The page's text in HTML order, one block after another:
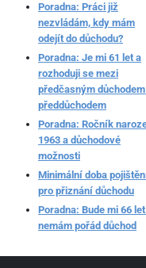
Poradna: Práci již
nezvládám, kdy mám
odejít do důchodu?
Poradna: Je mi 61 let a
rozhoduji se mezi
předčasným
předdůchodem
Poradna: Ročník
1963 a důchodové
možnosti
Minimální doba
pro přiznání důchodu
Poradna: Bude mi 66
nemám pořád důchod